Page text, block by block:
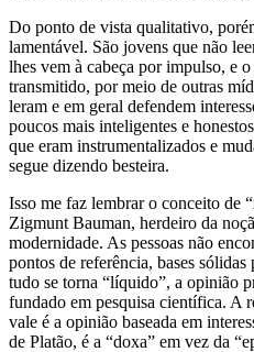
Do ponto de vista qualitativo,
lamentável. São jovens que não
lhes vem à cabeça por impulso, e
transmitido, por meio de outras
leram e em geral defendem
poucos mais inteligentes e
que eram instrumentalizados e
segue dizendo besteira.
Isso me faz lembrar o conceito de
Zigmunt Bauman, herdeiro da
modernidade. As pessoas não
pontos de referência, bases
tudo se torna “líquido”, a opinião
fundado em pesquisa científica. A
vale é a opinião baseada em
de Platão, é a “doxa” em vez da